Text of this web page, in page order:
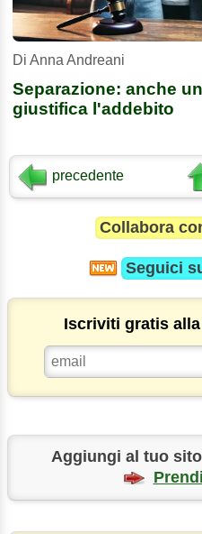
Di Anna Andreani
Separazione: anche
giustifica l'addebito
precedente
Collabora
Seguici
Iscriviti gratis
Aggiungi al tuo